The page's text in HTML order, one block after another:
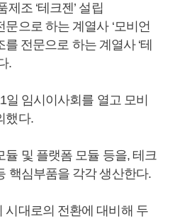
제조 ‘테크젠’ 설립
으로 하는 계열사 ‘모비언
전문으로 하는 계열사 ‘테
.
임시이사회를 열고 모비
했다.
듈 및 플랫폼 모듈 등을, 테크
핵심부품을 각각 생산한다.
시대로의 전환에 대비해 두